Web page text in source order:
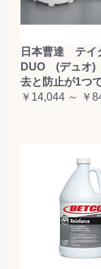
日本曹達 テ
DUO (デュオ
去と防止が1つ
￥14,044 ～ ￥